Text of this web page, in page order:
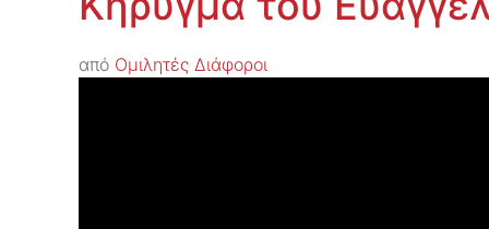
από Ομιλητές Διάφοροι